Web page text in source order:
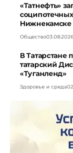
«Татнефть»
Нижнекамске
Общество03.08.2026
В Татарстане
татарский
«Туганленд»
Здоровье и среда